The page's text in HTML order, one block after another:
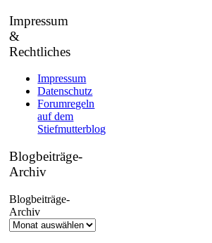
Impressum
&
Rechtliches
Impressum
Datenschutz
Forumregeln
auf dem
Stiefmutterblog
Blogbeiträge-
Archiv
Blogbeiträge-
Archiv